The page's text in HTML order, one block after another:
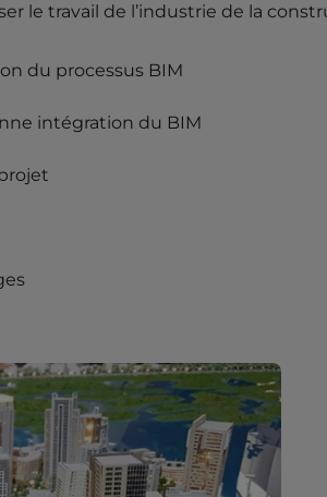
le travail de l’industrie de la
du processus BIM
intégration du BIM